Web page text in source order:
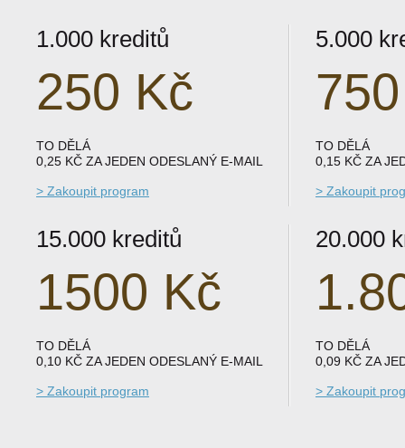
1.000 kreditů
250 Kč
TO DĚLÁ
0,25 KČ ZA JEDEN ODESLANÝ E-MAIL
> Zakoupit program
5.000
TO DĚLÁ
0,15 KČ ZA
> Zakoupit
15.000 kreditů
1500 Kč
TO DĚLÁ
0,10 KČ ZA JEDEN ODESLANÝ E-MAIL
> Zakoupit program
20.000
TO DĚLÁ
0,09 KČ ZA
> Zakoupit